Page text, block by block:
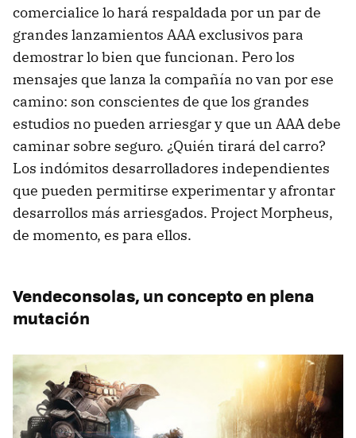
comercialice lo hará respaldada por un par de
grandes lanzamientos AAA exclusivos para
demostrar lo bien que funcionan. Pero los
mensajes que lanza la compañía no van por ese
camino: son conscientes de que los grandes
estudios no pueden arriesgar y que un AAA debe
caminar sobre seguro. ¿Quién tirará del carro?
Los indómitos desarrolladores independientes
que pueden permitirse experimentar y afrontar
desarrollos más arriesgados. Project Morpheus,
de momento, es para ellos.
Vendeconsolas, un concepto en plena
mutación